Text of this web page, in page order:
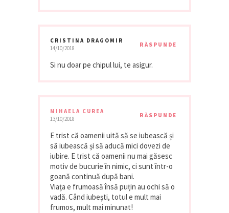
CRISTINA DRAGOMIR
14/10/2018
RĂSPUNDE
Si nu doar pe chipul lui, te asigur.
MIHAELA CUREA
13/10/2018
RĂSPUNDE
E trist că oamenii uită să se iubească și
să iubească și să aducă mici dovezi de
iubire. E trist că oamenii nu mai găsesc
motiv de bucurie în nimic, ci sunt într-o
goană continuă după bani.
Viața e frumoasă însă puțin au ochi să o
vadă. Când iubești, totul e mult mai
frumos, mult mai minunat!